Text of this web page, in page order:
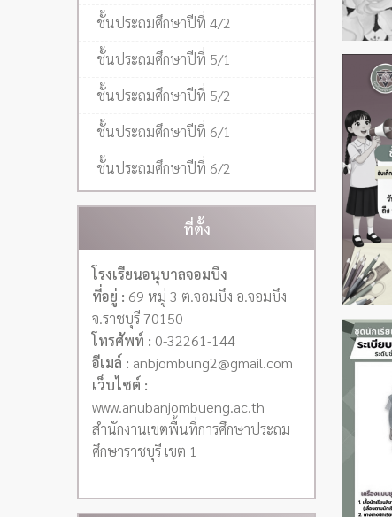
ชั้นประถมศึกษาปีที่ 4/2
ชั้นประถมศึกษาปีที่ 5/1
ชั้นประถมศึกษาปีที่ 5/2
ชั้นประถมศึกษาปีที่ 6/1
ชั้นประถมศึกษาปีที่ 6/2
ที่ตั้ง
โรงเรียนอนุบาลจอมบึง
ที่อยู่ : 69 หมู่ 3 ต.จอมบึง อ.จอมบึง
จ.ราชบุรี 70150
โทรศัพท์ : 0-32261-144
อีเมล์ : anbjombung2@gmail.com
เว็บไซต์ :
www.anubanjombueng.ac.th
สำนักงานเขตพื้นที่การศึกษาประถม
ศึกษาราชบุรี เขต 1